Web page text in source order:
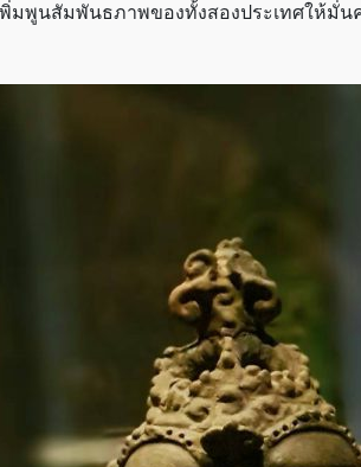
พิ่มพูนสัมพันธภาพของทั้งสองประเทศให้มั่น